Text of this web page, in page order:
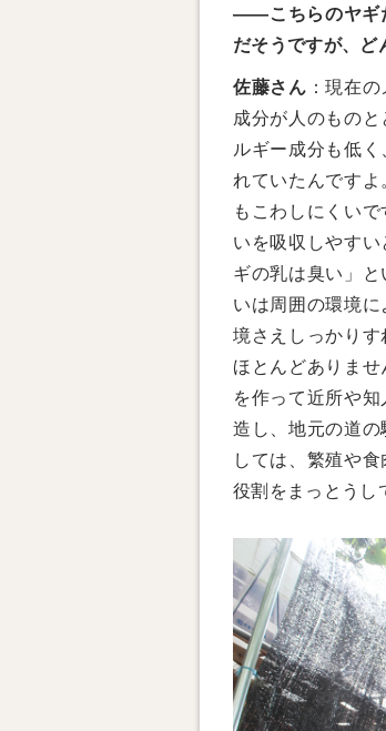
――こちらのヤギ
だそうですが、ど
佐藤さん ：現在
成分が人のもの
ルギー成分も低
れていたんです
もこわしにくい
いを吸収しやす
ギの乳は臭い」
いは周囲の環境
境さえしっかり
ほとんどありま
を作って近所や
造し、地元の道
しては、繁殖や
役割をまっとうし